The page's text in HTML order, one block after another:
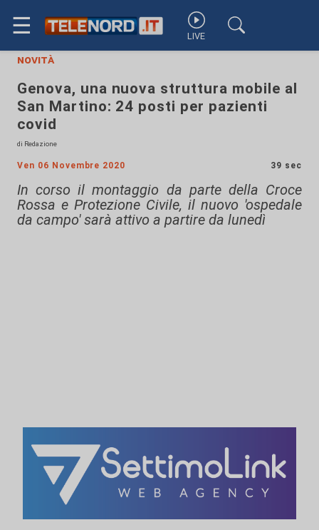
☰ LIVE
novità
Genova, una nuova struttura mobile al
San Martino: 24 posti per pazienti
covid
di Redazione
Ven 06 Novembre 2020 39 sec
In corso il montaggio da parte della Croce
Rossa e Protezione Civile, il nuovo 'ospedale
da campo' sarà attivo a partire da lunedì